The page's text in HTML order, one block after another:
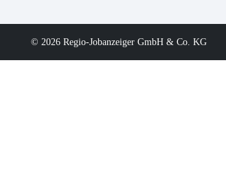
© 2026 Regio-Jobanzeiger GmbH & Co. KG